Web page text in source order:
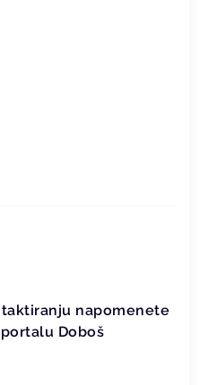
napomenete
Doboš